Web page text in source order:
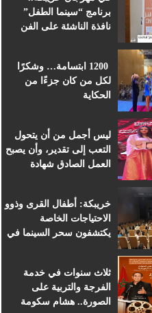
برنامج “سينما الطفل”
نافذة الناشئة على الفن
1200 ابتسامة… وشكرًا
لكل من كان جزءًا من
الحكاية
ليس أجمل من أن يتحول
التعب إلى تقدير، وأن يصبح
العمل الصادق شهادة
خريبكة: أطفال القرى وذوو
الاحتياجات الخاصة
يكتشفون سحر السينما في
ثلاث سنوات في خدمة
الفرجة والتربية على
الصورة.. هشام سكومة